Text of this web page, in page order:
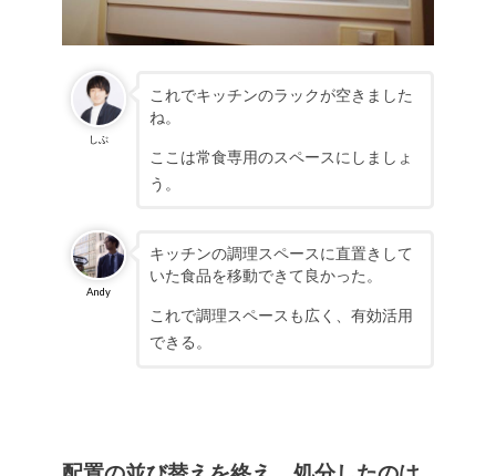
しぶ
これでキッチンのラックが空きました
ね。
ここは常食専用のスペースにしましょ
う。
Andy
キッチンの調理スペースに直置きして
いた食品を移動できて良かった。
これで調理スペースも広く、有効活用
できる。